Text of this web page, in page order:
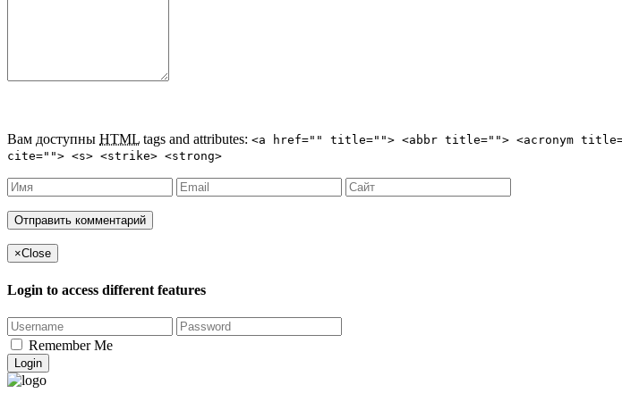
Вам доступны HTML tags and attributes: <a href="" title=""> <abbr title=""> <acronym
cite=""> <s> <strike> <strong>
×Close
Login to access different features
Remember Me
Login